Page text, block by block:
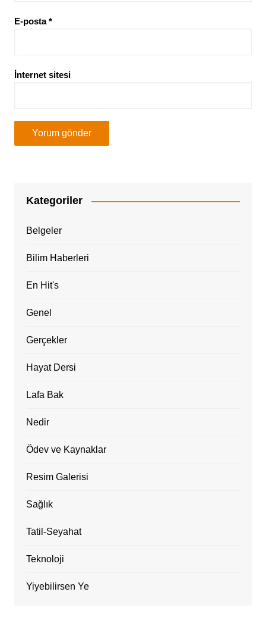
E-posta*
İnternet sitesi
Kategoriler
Belgeler
Bilim Haberleri
En Hit's
Genel
Gerçekler
Hayat Dersi
Lafa Bak
Nedir
Ödev ve Kaynaklar
Resim Galerisi
Sağlık
Tatil-Seyahat
Teknoloji
Yiyebilirsen Ye